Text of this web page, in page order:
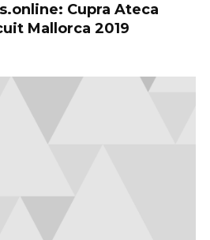
Cupra Ateca
Mallorca 2019